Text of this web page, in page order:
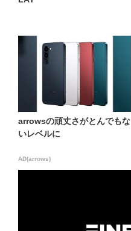
arrowsの頑丈さがとんでもな
いレベルに
AD(arrows)